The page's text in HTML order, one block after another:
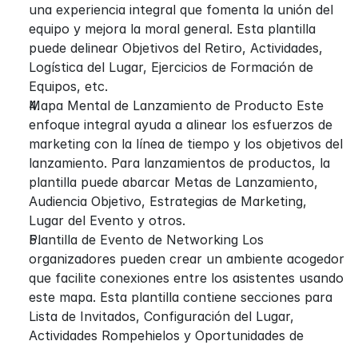
una experiencia integral que fomenta la unión del
equipo y mejora la moral general. Esta plantilla
puede delinear Objetivos del Retiro, Actividades,
Logística del Lugar, Ejercicios de Formación de
Equipos, etc.
Mapa Mental de Lanzamiento de Producto Este
enfoque integral ayuda a alinear los esfuerzos de
marketing con la línea de tiempo y los objetivos del
lanzamiento. Para lanzamientos de productos, la
plantilla puede abarcar Metas de Lanzamiento,
Audiencia Objetivo, Estrategias de Marketing,
Lugar del Evento y otros.
Plantilla de Evento de Networking Los
organizadores pueden crear un ambiente acogedor
que facilite conexiones entre los asistentes usando
este mapa. Esta plantilla contiene secciones para
Lista de Invitados, Configuración del Lugar,
Actividades Rompehielos y Oportunidades de